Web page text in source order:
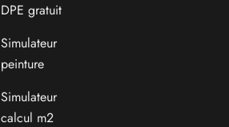
DPE gratuit
Simulateur
peinture
Simulateur
calcul m2